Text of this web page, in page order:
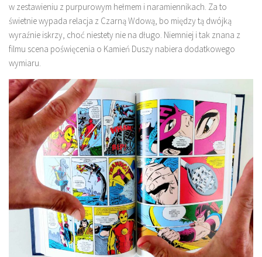
w zestawieniu z purpurowym hełmem i naramiennikach. Za to
świetnie wypada relacja z Czarną Wdową, bo między tą dwójką
wyraźnie iskrzy, choć niestety nie na długo. Niemniej i tak znana z
filmu scena poświęcenia o Kamień Duszy nabiera dodatkowego
wymiaru.